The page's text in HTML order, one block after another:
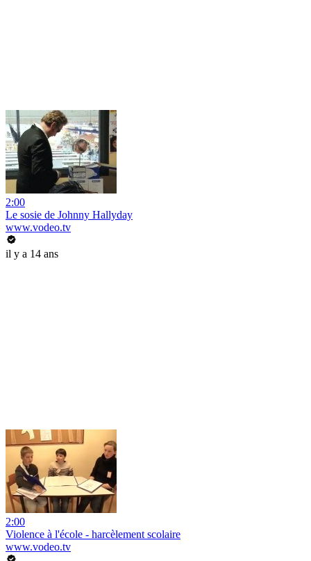
2:00
Le sosie de Johnny Hallyday
www.vodeo.tv
il y a 14 ans
2:00
Violence à l'école - harcèlement scolaire
www.vodeo.tv